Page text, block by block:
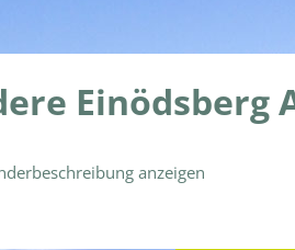
Einödsberg
anzeigen